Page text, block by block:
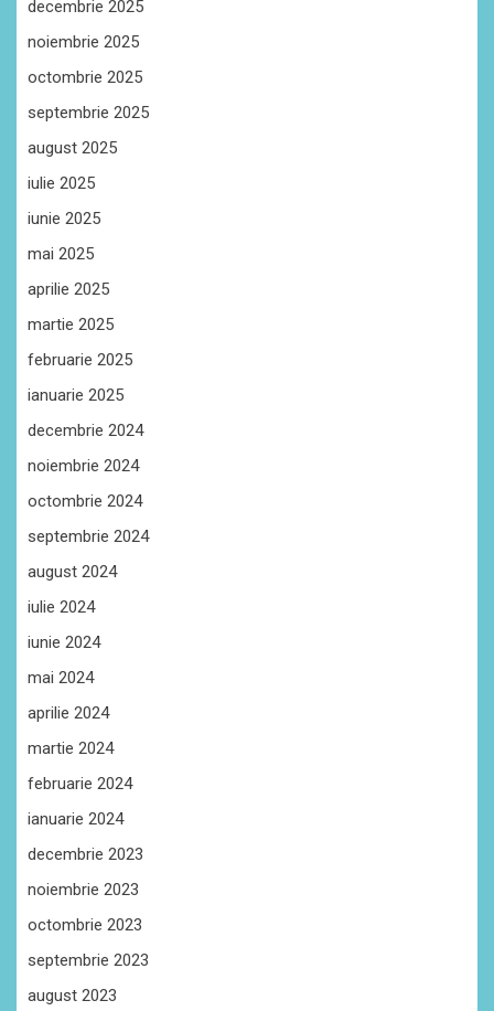
decembrie 2025
noiembrie 2025
octombrie 2025
septembrie 2025
august 2025
iulie 2025
iunie 2025
mai 2025
aprilie 2025
martie 2025
februarie 2025
ianuarie 2025
decembrie 2024
noiembrie 2024
octombrie 2024
septembrie 2024
august 2024
iulie 2024
iunie 2024
mai 2024
aprilie 2024
martie 2024
februarie 2024
ianuarie 2024
decembrie 2023
noiembrie 2023
octombrie 2023
septembrie 2023
august 2023